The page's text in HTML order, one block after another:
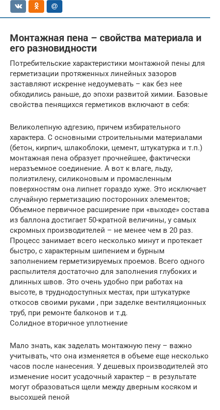
Монтажная пена – свойства материала и
его разновидности
Потребительские характеристики монтажной пены для
герметизации протяженных линейных зазоров
заставляют искренне недоумевать – как без нее
обходились раньше, до эпохи развитой химии. Базовые
свойства пенящихся герметиков включают в себя:
Великолепную адгезию, причем избирательного
характера. С основными строительными материалами
(бетон, кирпич, шлакоблоки, цемент, штукатурка и т.п.)
монтажная пена образует прочнейшее, фактически
неразъемное соединение. А вот к влаге, льду,
полиэтилену, силиконовым и промасленным
поверхностям она липнет гораздо хуже. Это исключает
случайную герметизацию посторонних элементов;
Объемное первичное расширение при «выходе» состава
из баллона достигает 50-кратной величины, у самых
скромных производителей – не менее чем в 20 раз.
Процесс занимает всего несколько минут и протекает
быстро, с характерным шипением и бурным
заполнением герметизируемых проемов. Всего одного
распылителя достаточно для заполнения глубоких и
длинных швов. Это очень удобно при работах на
высоте, в труднодоступных местах, при штукатурке
откосов своими руками , при заделке вентиляционных
труб, при ремонте балконов и т.д.
Солидное вторичное уплотнение
Мало знать, как заделать монтажную пену – важно
учитывать, что она изменяется в объеме еще несколько
часов после нанесения. У дешевых производителей это
изменение носит усадочный характер – в результате
могут образоваться щели между дверным косяком и
высохшей пеной